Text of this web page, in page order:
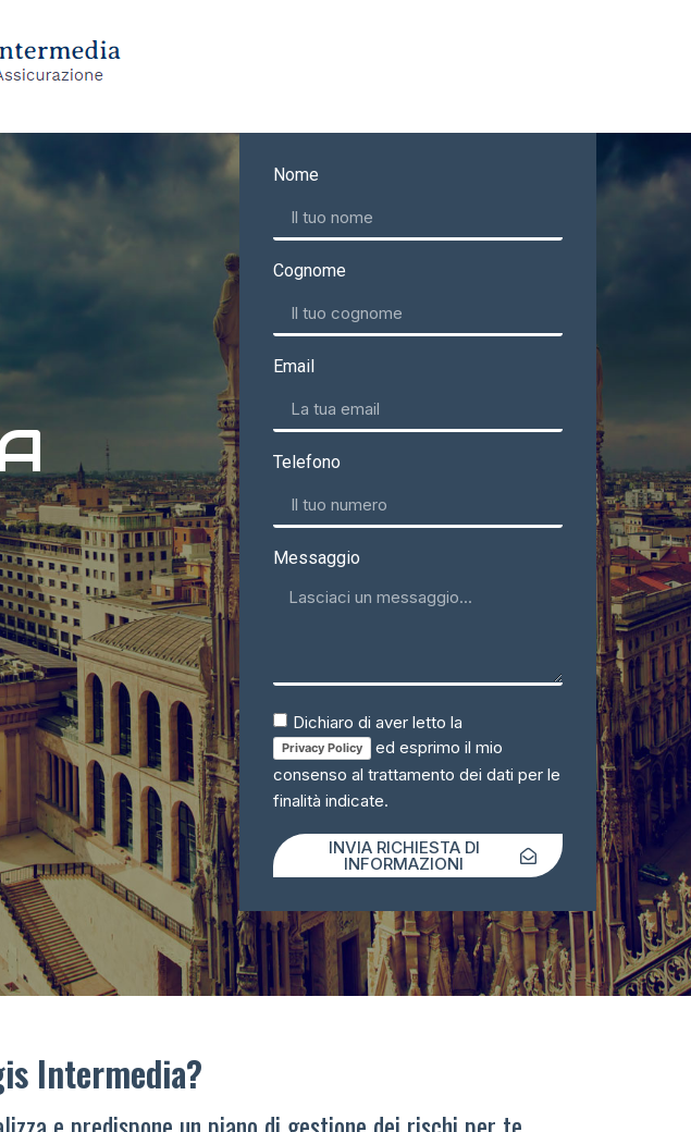
Nome
Cognome
Email
Telefono
Messaggio
Dichiaro di aver letto la
Privacy Policy
ed esprimo il mio
consenso al trattamento dei dati per le
finalità indicate.
INVIA RICHIESTA DI
INFORMAZIONI
Intermedia?